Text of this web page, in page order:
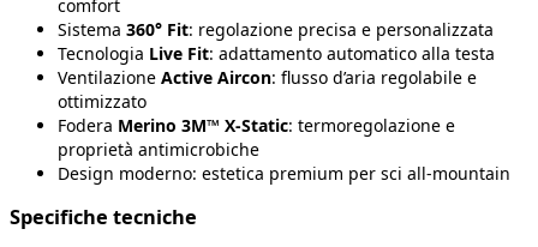
comfort
Sistema 360° Fit: regolazione precisa e personalizzata
Tecnologia Live Fit: adattamento automatico alla testa
Ventilazione Active Aircon: flusso d’aria regolabile e
ottimizzato
Fodera Merino 3M™ X-Static: termoregolazione e
proprietà antimicrobiche
Design moderno: estetica premium per sci all-mountain
Specifiche tecniche